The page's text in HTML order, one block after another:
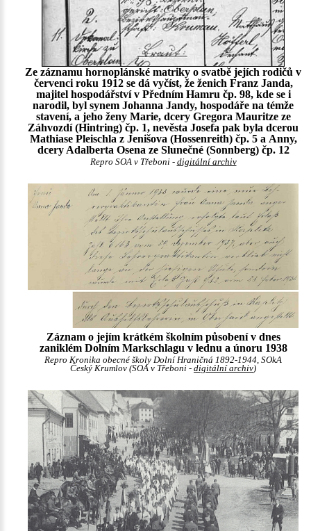
Ze záznamu hornoplánské matriky o svatbě jejích rodičů v
červenci roku 1912 se dá vyčíst, že ženich Franz Janda,
majitel hospodářství v Předním Hamru čp. 98, kde se i
narodil, byl synem Johanna Jandy, hospodáře na témže
stavení, a jeho ženy Marie, dcery Gregora Mauritze ze
Záhvozdí (Hintring) čp. 1, nevěsta Josefa pak byla dcerou
Mathiase Pleischla z Jenišova (Hossenreith) čp. 5 a Anny,
dcery Adalberta Osena ze Slunečné (Sonnberg) čp. 12
Repro SOA v Třeboni - digitální archiv
Záznam o jejím krátkém školním působení v dnes
zaniklém Dolním Markschlagu v lednu a únoru 1938
Repro Kronika obecné školy Dolní Hraničná 1892-1944, SOkA
Český Krumlov (SOA v Třeboni - digitální archiv)